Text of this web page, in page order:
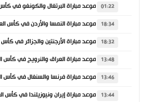
01:22
18:34
18:32
13:48
13:46
13:44